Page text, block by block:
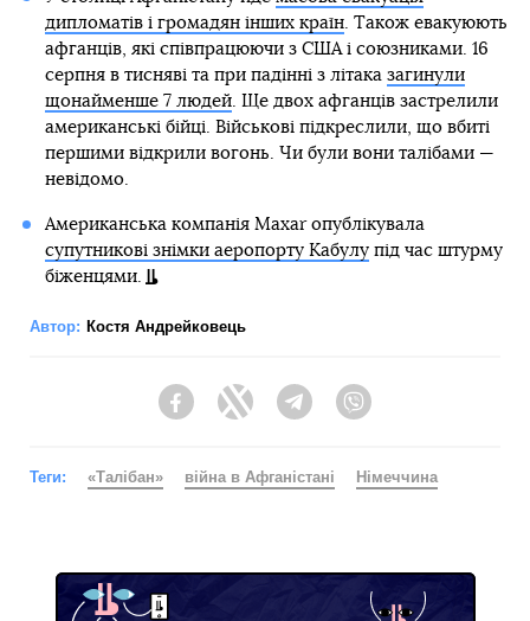
дипломатів і громадян інших країн. Також евакуюють
афганців, які співпрацюючи з США і союзниками. 16
серпня в тисняві та при падінні з літака загинули
щонайменше 7 людей. Ще двох афганців застрелили
американські бійці. Військові підкреслили, що вбиті
першими відкрили вогонь. Чи були вони талібами —
невідомо.
Американська компанія Maxar опублікувала
супутникові знімки аеропорту Кабулупід час штурму
біженцями.
Автор: Костя Андрейковець
FacebookTwitter Telegram
Теги: «Талібан» війна в Афганістані Німеччина